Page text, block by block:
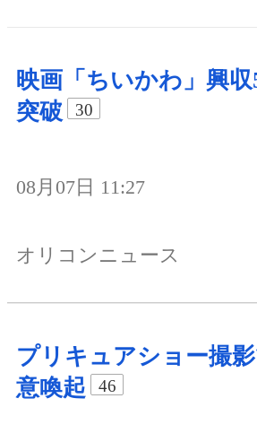
映画「ちいかわ」興収
突破
30
08月07日 11:27
オリコンニュース
プリキュアショー撮
意喚起
46